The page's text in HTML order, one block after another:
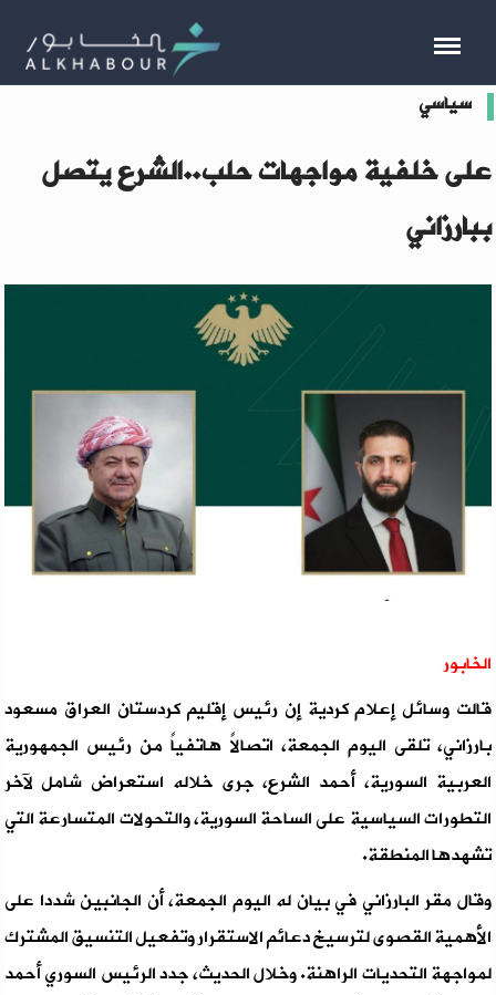
سياسي
على خلفية مواجهات حلب..الشرع يتصل
ببارزاني
الخابور
قالت وسائل إعلام كردية إن رئيس إقليم كردستان العراق مسعود
بارزاني، تلقى اليوم الجمعة، اتصالاً هاتفياً من رئيس الجمهورية
العربية السورية، أحمد الشرع، جرى خلاله استعراض شامل لآخر
التطورات السياسية على الساحة السورية، والتحولات المتسارعة التي
تشهدها المنطقة.
وقال مقر البارزاني في بيان له اليوم الجمعة، أن الجانبين شددا على
الأهمية القصوى لترسيخ دعائم الاستقرار وتفعيل التنسيق المشترك
لمواجهة التحديات الراهنة. وخلال الحديث، جدد الرئيس السوري أحمد